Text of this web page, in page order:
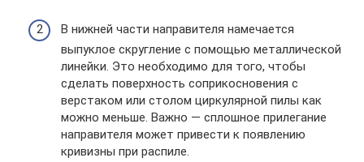
В нижней части направителя намечается
выпуклое скругление с помощью металлической
линейки. Это необходимо для того, чтобы
сделать поверхность соприкосновения с
верстаком или столом циркулярной пилы как
можно меньше. Важно — сплошное прилегание
направителя может привести к появлению
кривизны при распиле.